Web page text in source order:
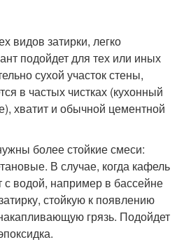
видов затирки, легко
подойдет для тех или иных
сухой участок стены,
в частых чистках (кухонный
хватит и обычной цементной
более стойкие смеси:
В случае, когда кафель
с водой, например в бассейне
стойкую к появлению
грязь. Подойдет